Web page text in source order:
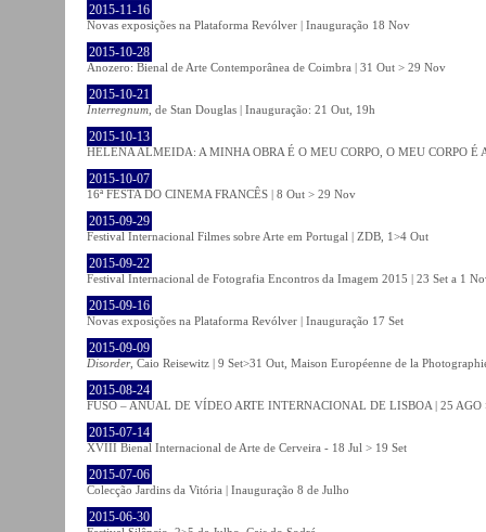
2015-11-16
Novas exposições na Plataforma Revólver | Inauguração 18 Nov
2015-10-28
Anozero: Bienal de Arte Contemporânea de Coimbra | 31 Out > 29 Nov
2015-10-21
Interregnum , de Stan Douglas | Inauguração: 21 Out, 19h
2015-10-13
HELENA ALMEIDA: A MINHA OBRA É O MEU CORPO, O MEU CORPO É
2015-10-07
16ª FESTA DO CINEMA FRANCÊS | 8 Out > 29 Nov
2015-09-29
Festival Internacional Filmes sobre Arte em Portugal | ZDB, 1>4 Out
2015-09-22
Festival Internacional de Fotografia Encontros da Imagem 2015 | 23 Set a 1
2015-09-16
Novas exposições na Plataforma Revólver | Inauguração 17 Set
2015-09-09
Disorder, Caio Reisewitz | 9 Set>31 Out, Maison Européenne de la
2015-08-24
FUSO – ANUAL DE VÍDEO ARTE INTERNACIONAL DE LISBOA | 25 AGO
2015-07-14
XVIII Bienal Internacional de Arte de Cerveira - 18 Jul > 19 Set
2015-07-06
Colecção Jardins da Vitória | Inauguração 8 de Julho
2015-06-30